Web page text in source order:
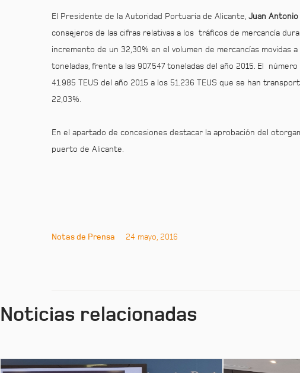
El Presidente de la Autoridad Portuaria de Alicante, Juan Antonio
consejeros de las cifras relativas a los tráficos de mercancía
incremento de un 32,30% en el volumen de mercancías
toneladas, frente a las 907.547 toneladas del año 2015. El
41.985 TEUS del año 2015 a los 51.236 TEUS que se han
22,03%.
En el apartado de concesiones destacar la aprobación del
puerto de Alicante.
Notas de Prensa 24 mayo, 2016
Noticias relacionadas